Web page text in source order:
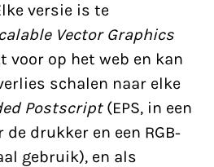
versie is te
Vector Graphics
voor op het web en kan
schalen naar elke
Postscript(EPS, in een
de drukker en een RGB-
gebruik), en als